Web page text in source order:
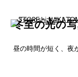
冬至の光の
昼の時間が短く、夜